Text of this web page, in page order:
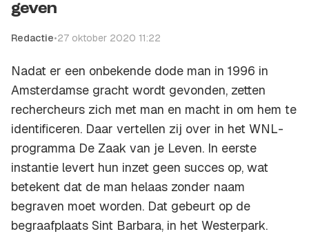
geven
Redactie•27 oktober 2020 11:22
Nadat er een onbekende dode man in 1996 in
Amsterdamse gracht wordt gevonden, zetten
rechercheurs zich met man en macht in om hem te
identificeren. Daar vertellen zij over in het WNL-
programma De Zaak van je Leven. In eerste
instantie levert hun inzet geen succes op, wat
betekent dat de man helaas zonder naam
begraven moet worden. Dat gebeurt op de
begraafplaats Sint Barbara, in het Westerpark.